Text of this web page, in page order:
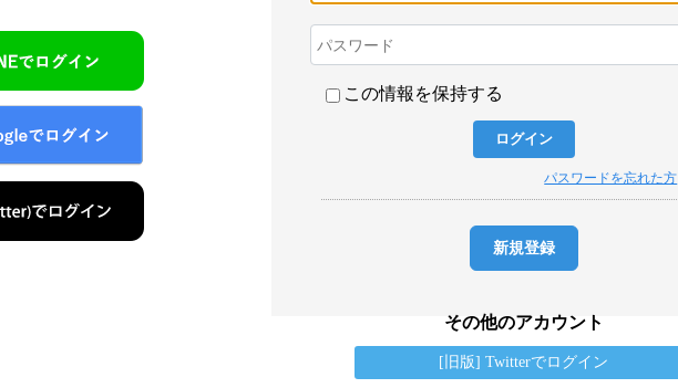
この情報を保持する
パスワードを忘れた方
新規登録
その他のアカウント
[旧版] Twitterでログイン